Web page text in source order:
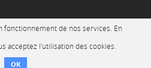
fonctionnement de nos services. En
acceptez l'utilisation des cookies.
OK